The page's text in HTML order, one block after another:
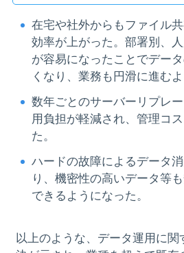
在宅や社外からもファイル
効率が上がった。部署別、
が容易になったことでデー
くなり、業務も円滑に進むよ
数年ごとのサーバーリプレ
用負担が軽減され、管理コ
た。
ハードの故障によるデータ
り、機密性の高いデータ等
できるようになった。
以上のような、データ運用に